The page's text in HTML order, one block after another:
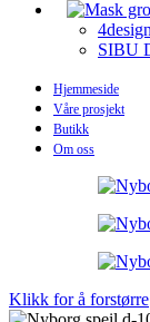
4design
SIBU
Hjemmeside
Våre prosjekt
Butikk
Om oss
Klikk for å forstørre